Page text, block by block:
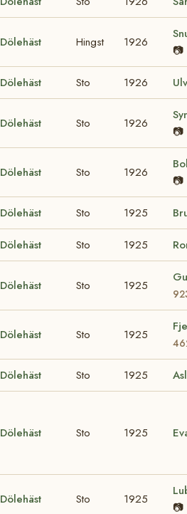
Dölehäst Hingst 1926
📷
Dölehäst Sto 1926
Dölehäst Sto 1926
📷
Dölehäst Sto 1926
📷
Dölehäst Sto 1925
Dölehäst Sto 1925
Dölehäst Sto 1925
Dölehäst Sto 1925
Dölehäst Sto 1925
Dölehäst Sto 1925
Dölehäst Sto 1925
📷